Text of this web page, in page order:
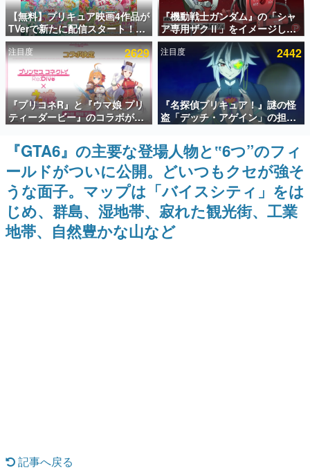
アプリセール情報
インタビュー
連載・特集一覧
殿堂入り記事
SNS拡散数が数千以上！ ページビュー数万以上！ などな
ど。多くの人々に読まれた、電ファミ渾身の“殿堂入り”記
事をまとめました。
ゲームの企画書
名作ゲームクリエイターの方々に製作時のエピソードをお
聞きし、ヒットする企画（ゲーム）とは何か？を探ってい
きます。
赫本
この物語を解いてはいけない。『赫本』は、〈試験問題〉
の形をした短編ホラー小説集です。
【無料】プリキュア映画4作品が
TVerで新たに配信スタート！な
んと2018年～2024年の映画ほぼ
すべてが見放題に、ぶっちゃけ
ありえないラインナップ
『機動戦士ガンダム』の「シャ
ア専用ザクⅡ」をイメージした
散水ホースリールが予約開始。
本体にはシャアのパーソナルマ
ークやジオン公国軍のエンブレ
ム、型式番号などを配置
注目度 2629
『プリコネR』と『ウマ娘 プリ
ティーダービー』のコラボが決
定！“最大170連無料”の8.5周年
キャンペーンなども発表
注目度 2442
『名探偵プリキュア！』謎の怪
盗「デッチ・アゲイン」の担当
キャストは天﨑滉平さんと判
明。『Re:ゼロから始める異世
界生活』オットー役、『ヒプノ
シスマイク』山田三郎役など
『GTA6』の主要な登場人物と‟6つ”のフィ
ールドがついに公開。どいつもクセが強そ
うな面子。マップは「バイスシティ」をは
じめ、群島、湿地帯、寂れた観光街、工業
地帯、自然豊かな山など
記事へ戻る